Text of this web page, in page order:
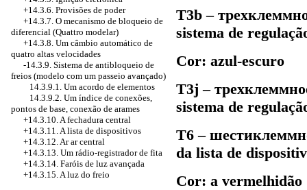
+14.3.6. Provisões de poder
+14.3.7. O mecanismo de bloqueio de
diferencial (Quattro modelar)
+14.3.8. Um câmbio automático de
quatro altas velocidades
-14.3.9. Sistema de antibloqueio de
freios (modelo com um passeio avançado)
14.3.9.1. Um acordo de elementos
14.3.9.2. Um índice de conexões,
pontos de base, conexão de arames
+14.3.10. A fechadura central
+14.3.11. A lista de dispositivos
+14.3.12. Ar ar central
+14.3.13. Um rádio-registrador de fita
+14.3.14. Faróis de luz avançada
+14.3.15. A luz do freio
Т3b –
sistema de
Cor: azul-escuro
Т3j –
sistema de
Т6 –
da lista de
Cor: a vermelhidão